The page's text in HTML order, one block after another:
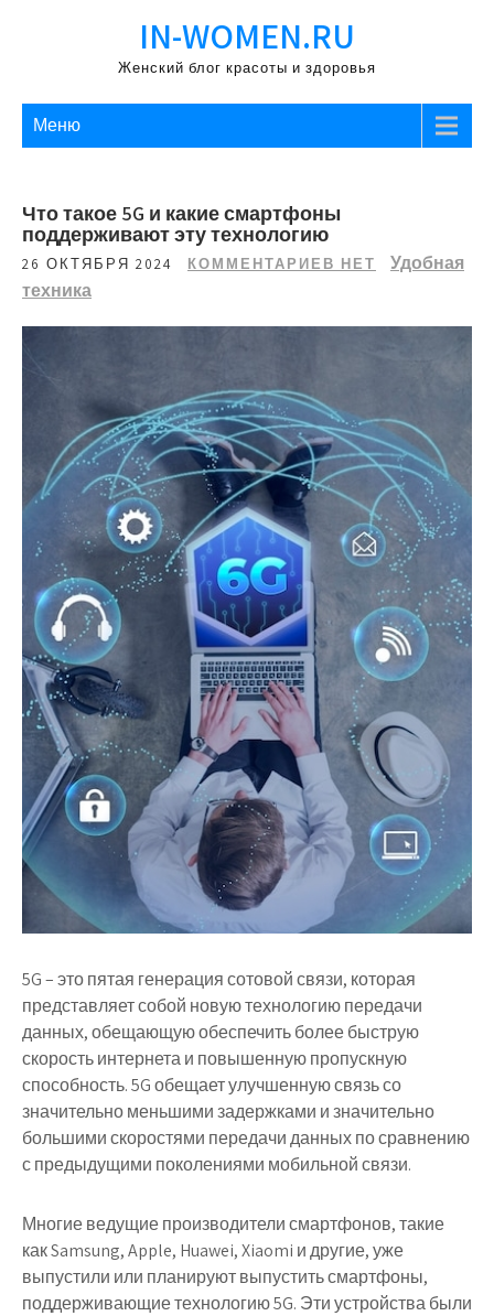
IN-WOMEN.RU
Женский блог красоты и здоровья
Меню
Что такое 5G и какие смартфоны
поддерживают эту технологию
26 ОКТЯБРЯ 2024 КОММЕНТАРИЕВ НЕТ
Удобная
техника
5G – это пятая генерация сотовой связи, которая
представляет собой новую технологию передачи
данных, обещающую обеспечить более быструю
скорость интернета и повышенную пропускную
способность. 5G обещает улучшенную связь со
значительно меньшими задержками и значительно
большими скоростями передачи данных по сравнению
с предыдущими поколениями мобильной связи.
Многие ведущие производители смартфонов, такие
как Samsung, Apple, Huawei, Xiaomi и другие, уже
выпустили или планируют выпустить смартфоны,
поддерживающие технологию 5G. Эти устройства были